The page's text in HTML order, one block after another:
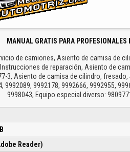
MANUAL GRATIS PARA
de camiones, Asiento de camisa de
de reparación, Asiento de
3, Asiento de camisa de cilindro,
9992089, 9992178, 9992666, 9992955,
9998043, Equipo especial diverso:
Reader)